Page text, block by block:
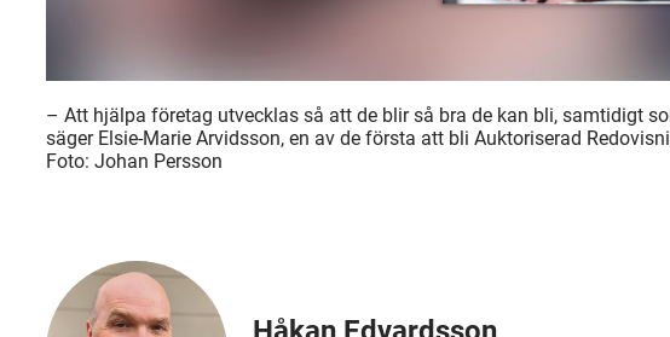
– Att hjälpa företag utvecklas så att de blir så bra de kan bli, samtidigt
säger Elsie-Marie Arvidsson, en av de första att bli Auktoriserad
Foto: Johan Persson